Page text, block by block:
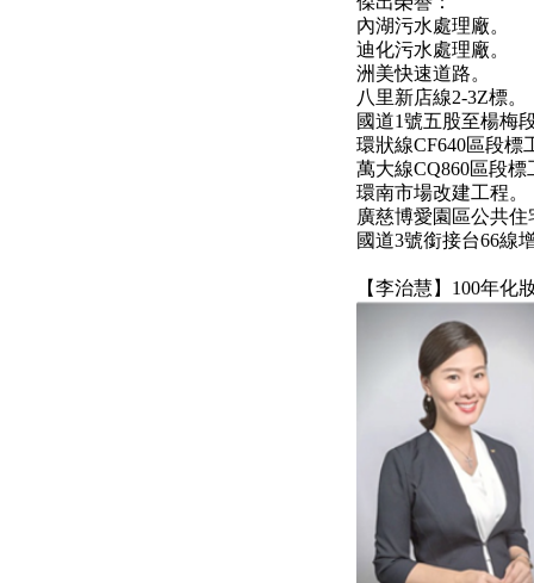
內湖污水處理廠。
迪化污水處理廠。
洲美快速道路。
八里新店線2-3Z標。
國道1號五股至楊梅
環狀線CF640區段標
萬大線CQ860區段標
環南市場改建工程。
廣慈博愛園區公共
國道3號銜接台66線
【李治慧】100年化